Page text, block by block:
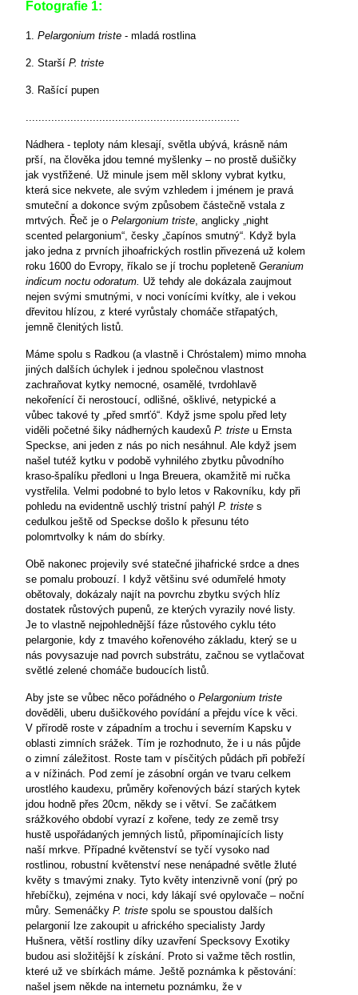
Fotografie 1:
1. Pelargonium triste - mladá rostlina
2. Starší P. triste
3. Rašící pupen
...................................................................
Nádhera - teploty nám klesají, světla ubývá, krásně nám
prší, na člověka jdou temné myšlenky – no prostě dušičky
jak vystřižené. Už minule jsem měl sklony vybrat kytku,
která sice nekvete, ale svým vzhledem i jménem je pravá
smuteční a dokonce svým způsobem částečně vstala z
mrtvých. Řeč je o Pelargonium triste, anglicky „night
scented pelargonium“, česky „čapínos smutný“. Když byla
jako jedna z prvních jihoafrických rostlin přivezená už kolem
roku 1600 do Evropy, říkalo se jí trochu popleteně Geranium
indicum noctu odoratum. Už tehdy ale dokázala zaujmout
nejen svými smutnými, v noci vonícími kvítky, ale i vekou
dřevitou hlízou, z které vyrůstaly chomáče střapatých,
jemně členitých listů.
Máme spolu s Radkou (a vlastně i Chróstalem) mimo mnoha
jiných dalších úchylek i jednou společnou vlastnost
zachraňovat kytky nemocné, osamělé, tvrdohlavě
nekořenící či nerostoucí, odlišné, ošklivé, netypické a
vůbec takové ty „před smrťó“. Když jsme spolu před lety
viděli početné šiky nádherných kaudexů P. triste u Ernsta
Speckse, ani jeden z nás po nich nesáhnul. Ale když jsem
našel tutéž kytku v podobě vyhnilého zbytku původního
kraso-špalíku předloni u Inga Breuera, okamžitě mi ručka
vystřelila. Velmi podobné to bylo letos v Rakovníku, kdy při
pohledu na evidentně uschlý tristní pahýl P. triste s
cedulkou ještě od Speckse došlo k přesunu této
polomrtvolky k nám do sbírky.
Obě nakonec projevily své statečné jihafrické srdce a dnes
se pomalu probouzí. I když většinu své odumřelé hmoty
obětovaly, dokázaly najít na povrchu zbytku svých hlíz
dostatek růstových pupenů, ze kterých vyrazily nové listy.
Je to vlastně nejpohlednější fáze růstového cyklu této
pelargonie, kdy z tmavého kořenového základu, který se u
nás povysazuje nad povrch substrátu, začnou se vytlačovat
světlé zelené chomáče budoucích listů.
Aby jste se vůbec něco pořádného o Pelargonium triste
dověděli, uberu dušičkového povídání a přejdu více k věci.
V přírodě roste v západním a trochu i severním Kapsku v
oblasti zimních srážek. Tím je rozhodnuto, že i u nás půjde
o zimní záležitost. Roste tam v písčitých půdách při pobřeží
a v nížinách. Pod zemí je zásobní orgán ve tvaru celkem
urostlého kaudexu, průměry kořenových bází starých kytek
jdou hodně přes 20cm, někdy se i větví. Se začátkem
srážkového období vyrazí z kořene, tedy ze země trsy
hustě uspořádaných jemných listů, připomínajících listy
naší mrkve. Případné květenství se tyčí vysoko nad
rostlinou, robustní květenství nese nenápadné světle žluté
květy s tmavými znaky. Tyto květy intenzivně voní (prý po
hřebíčku), zejména v noci, kdy lákají své opylovače – noční
můry. Semenáčky P. triste spolu se spoustou dalších
pelargonií lze zakoupit u afrického specialisty Jardy
Hušnera, větší rostliny díky uzavření Specksovy Exotiky
budou asi složitější k získání. Proto si važme těch rostlin,
které už ve sbírkách máme. Ještě poznámka k pěstování:
našel jsem někde na internetu poznámku, že v